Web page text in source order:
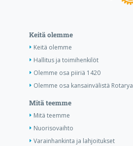
Keitä olemme
Keitä olemme
Hallitus ja toimihenkilöt
Olemme osa piiriä 1420
Olemme osa kansainvälistä Rotarya
Mitä teemme
Mitä teemme
Nuorisovaihto
Varainhankinta ja lahjoitukset